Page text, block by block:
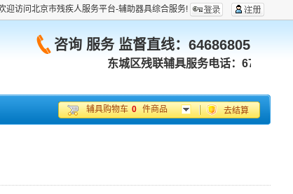
迎访问北京市残疾人服务平台-辅助器具综合服务!
咨询 服务 监督直线： 64686805
东城区残联辅具服务电话：67053180
辅具购物车 0 件商品 去结算